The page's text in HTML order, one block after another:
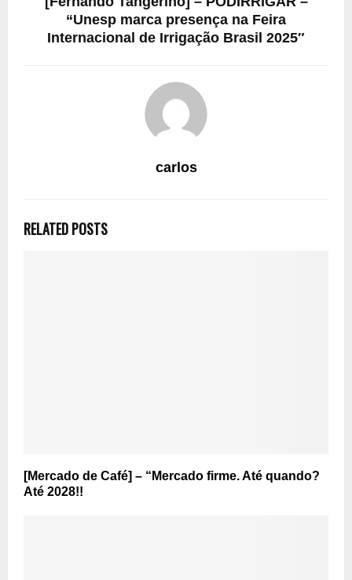
“Unesp marca presença na Feira
Internacional de Irrigação Brasil 2025″
carlos
RELATED POSTS
[Mercado de Café] – “Mercado firme. Até quando?
Até 2028!!